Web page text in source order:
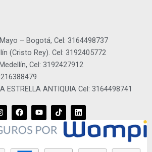
– Bogotá, Cel: 3164498737
(Cristo Rey). Cel: 3192405772
Cel: 3192427912
ESTRELLA ANTIQUIA Cel: 3164498741
F
a
c
e
o
Y
o
u
t
b
T
i
k
k
L
i
n
k
e
d